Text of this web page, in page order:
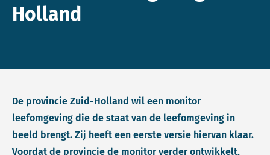
Holland
De provincie Zuid-Holland wil een monitor
leefomgeving die de staat van de leefomgeving in
beeld brengt. Zij heeft een eerste versie hiervan klaar.
Voordat de provincie de monitor verder ontwikkelt,